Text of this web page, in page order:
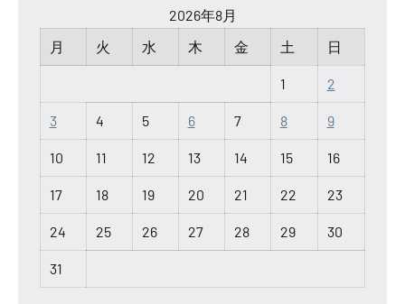
2026年8月
月
火 水 木 金 土 日
1 2
3 4 5 6 7 8 9
10 11 12 13 14 15 16
17 18 19 20 21 22 23
24 25 26 27 28 29 30
31